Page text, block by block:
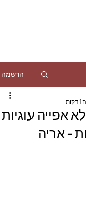
הרשמה
אפייה עוגיות
- אריה